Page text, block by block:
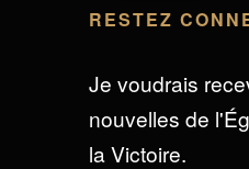
RESTEZ
Je voudrais
nouvelles de
la Victoire.